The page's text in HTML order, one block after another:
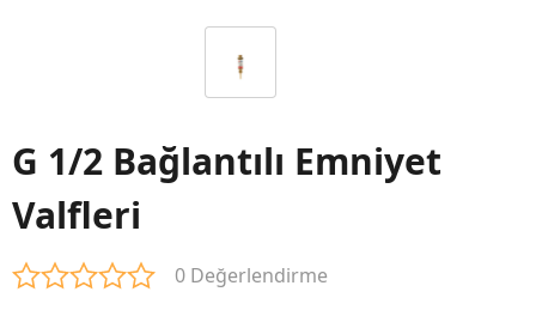
G 1/2 Bağlantılı Emniyet
Valfleri
0 Değerlendirme